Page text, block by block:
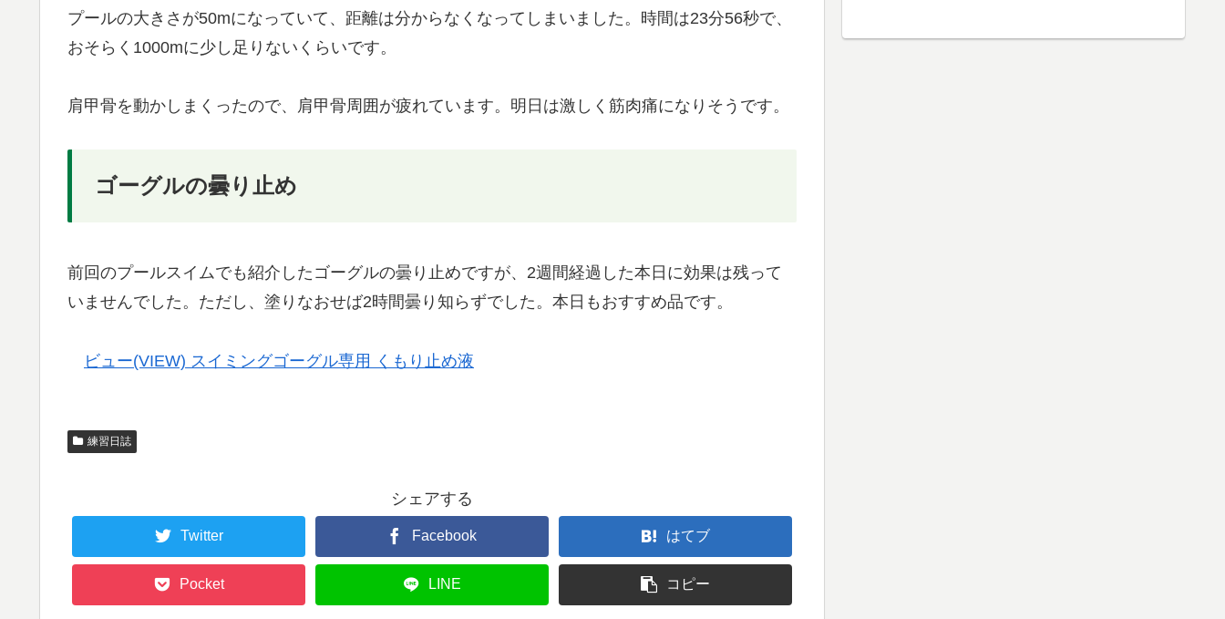
プールの大きさが50mになっていて、距離は分からなくなってしまいました。時間は23分56秒で、
おそらく1000mに少し足りないくらいです。
肩甲骨を動かしまくったので、肩甲骨周囲が疲れています。明日は激しく筋肉痛になりそうです。
ゴーグルの曇り止め
前回のプールスイムでも紹介したゴーグルの曇り止めですが、2週間経過した本日に効果は残って
いませんでした。ただし、塗りなおせば2時間曇り知らずでした。本日もおすすめ品です。
ビュー(VIEW) スイミングゴーグル専用 くもり止め液
練習日誌
シェアする
Twitter Facebook はてブ
Pocket LINE コピー